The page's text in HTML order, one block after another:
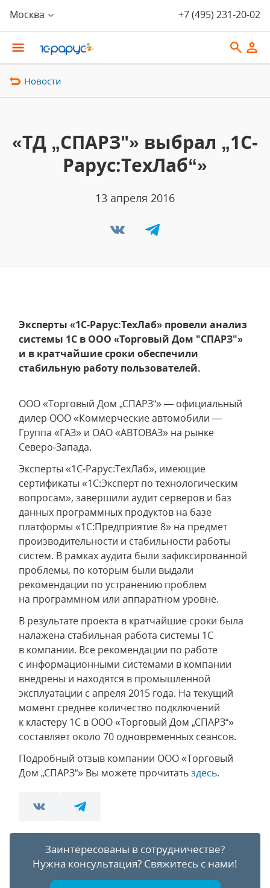
Москва +7 (495) 231-20-02
Новости
«ТД „СПАРЗ"» выбрал „1С-
Рарус:ТехЛаб“»
13 апреля 2016
Эксперты «1С-Рарус:ТехЛаб» провели анализ
системы 1С в ООО «Торговый Дом "СПАРЗ"»
и в кратчайшие сроки обеспечили
стабильную работу пользователей.
ООО «Торговый Дом „СПАРЗ“» — официальный
дилер ООО «Коммерческие автомобили —
Группа «ГАЗ» и ОАО «АВТОВАЗ» на рынке
Северо‑Запада.
Эксперты «1С‑Рарус:ТехЛаб», имеющие
сертификаты «1С:Эксперт по технологическим
вопросам», завершили аудит серверов и баз
данных программных продуктов на базе
платформы «1С:Предприятие 8» на предмет
производительности и стабильности работы
систем. В рамках аудита были зафиксированной
проблемы, по которым были выдали
рекомендации по устранению проблем
на программном или аппаратном уровне.
В результате проекта в кратчайшие сроки была
налажена стабильная работа системы 1С
в компании. Все рекомендации по работе
с информационными системами в компании
внедрены и находятся в промышленной
эксплуатации с апреля 2015 года. На текущий
момент среднее количество подключений
к кластеру 1С в ООО «Торговый Дом „СПАРЗ“»
составляет около 70 одновременных сеансов.
Подробный отзыв компании ООО «Торговый
Дом „СПАРЗ“» Вы можете прочитатьздесь.
Заинтересованы в сотрудничестве?
Нужна консультация? Свяжитесь с нами!